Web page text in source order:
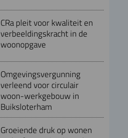
CRa pleit voor kwaliteit en
verbeeldingskracht in de
woonopgave
Omgevingsvergunning
verleend voor circulair
woon-werkgebouw in
Buiksloterham
Groeiende druk op wonen